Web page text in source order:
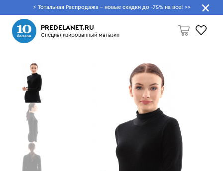
⚡ Тотальная Распродажа - новые скидки до -75% на все! >>
PREDELANET.RU
Специализированный магазин
Пусто
Что будем искать?